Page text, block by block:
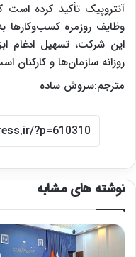
آنتروپیک تأکید کرده
وظایف روزمره
این شرکت، تسهیل ادغام
روزانه سازمان‌ها و کارکنان
مترجم:سروش ساده
نوشته های مشابه